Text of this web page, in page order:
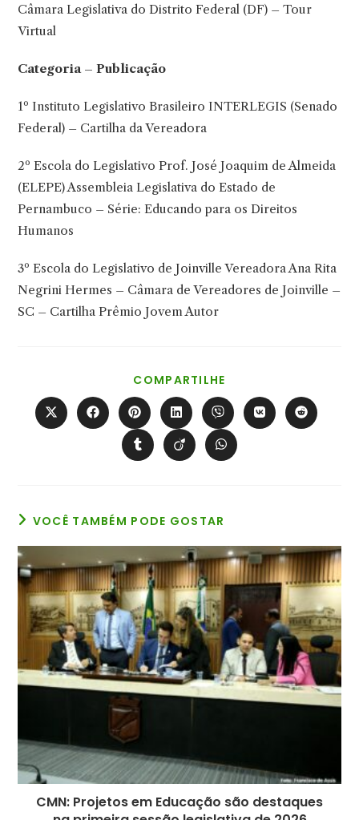
Câmara Legislativa do Distrito Federal (DF) – Tour
Virtual
Categoria – Publicação
1º Instituto Legislativo Brasileiro INTERLEGIS (Senado
Federal) – Cartilha da Vereadora
2º Escola do Legislativo Prof. José Joaquim de Almeida
(ELEPE) Assembleia Legislativa do Estado de
Pernambuco – Série: Educando para os Direitos
Humanos
3º Escola do Legislativo de Joinville Vereadora Ana Rita
Negrini Hermes – Câmara de Vereadores de Joinville –
SC – Cartilha Prêmio Jovem Autor
COMPARTILHE
ESTE
CONTEÚDO
Abre
em
Abre
em
Abre
em
uma
nova
janela
Abre
em
uma
nova
janela
Abre
em
uma
nova
janela
Abre
em
Abre
em
Abre
em
Abre
em
Abre
em
VOCÊ TAMBÉM PODE GOSTAR
CMN: Projetos em Educação são destaques